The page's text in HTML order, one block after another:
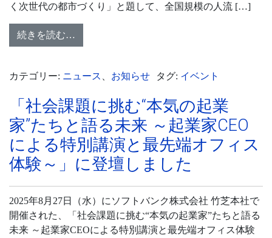
く次世代の都市づくり」と題して、全国規模の人流 […]
続きを読む…
カテゴリー: ニュース お知らせ タグ: イベント
「社会課題に挑む“本気の起業
家”たちと語る未来 ～起業家CEO
による特別講演と最先端オフィス
体験～」に登壇しました
2025年8月27日（水）にソフトバンク株式会社 竹芝本社で
開催された、「社会課題に挑む“本気の起業家”たちと語る
未来 ～起業家CEOによる特別講演と最先端オフィス体験